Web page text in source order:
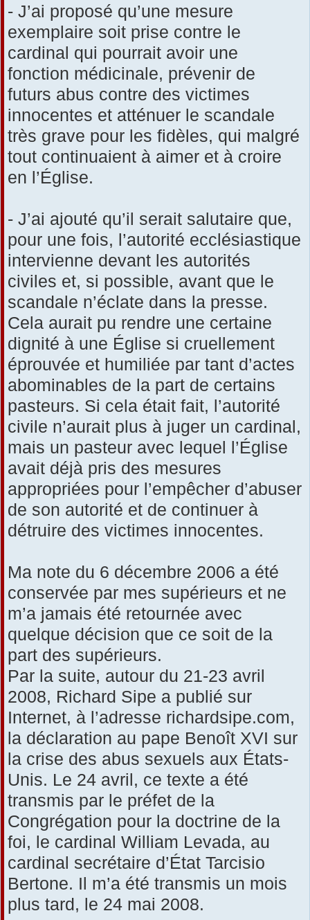
- J’ai proposé qu’une mesure
exemplaire soit prise contre le
cardinal qui pourrait avoir une
fonction médicinale, prévenir de
futurs abus contre des victimes
innocentes et atténuer le scandale
très grave pour les fidèles, qui malgré
tout continuaient à aimer et à croire
en l’Église.
- J’ai ajouté qu’il serait salutaire que,
pour une fois, l’autorité ecclésiastique
intervienne devant les autorités
civiles et, si possible, avant que le
scandale n’éclate dans la presse.
Cela aurait pu rendre une certaine
dignité à une Église si cruellement
éprouvée et humiliée par tant d’actes
abominables de la part de certains
pasteurs. Si cela était fait, l’autorité
civile n’aurait plus à juger un cardinal,
mais un pasteur avec lequel l’Église
avait déjà pris des mesures
appropriées pour l’empêcher d’abuser
de son autorité et de continuer à
détruire des victimes innocentes.
Ma note du 6 décembre 2006 a été
conservée par mes supérieurs et ne
m’a jamais été retournée avec
quelque décision que ce soit de la
part des supérieurs.
Par la suite, autour du 21-23 avril
2008, Richard Sipe a publié sur
Internet, à l’adresse richardsipe.com,
la déclaration au pape Benoît XVI sur
la crise des abus sexuels aux États-
Unis. Le 24 avril, ce texte a été
transmis par le préfet de la
Congrégation pour la doctrine de la
foi, le cardinal William Levada, au
cardinal secrétaire d’État Tarcisio
Bertone. Il m’a été transmis un mois
plus tard, le 24 mai 2008.